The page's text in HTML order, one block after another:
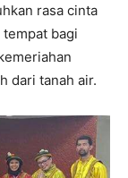
rasa cinta
bagi
dari tanah air.